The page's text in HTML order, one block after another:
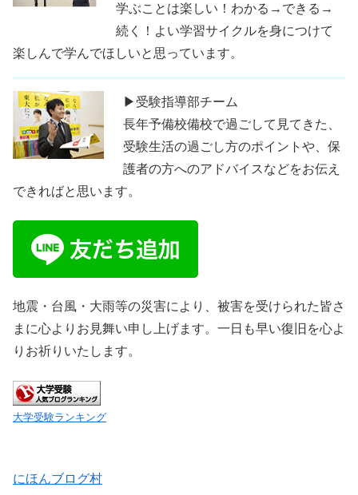
学ぶことは楽しい！わかる→できる→
続く！よい学習サイクルを身につけて
楽しんで学んでほしいと思っています。
▶受験指導部チーム
長年予備校備校で過ごして見てきた、
受験生活の過ごし方のポイントや、保
護者の方へのアドバイスなどをお伝え
できればと思います。
地震・台風・大雨等の災害により、被害を受けられた皆さ
まに心よりお見舞い申し上げます。一日も早い復旧を心よ
りお祈りいたします。
大学受験ランキング
にほんブログ村